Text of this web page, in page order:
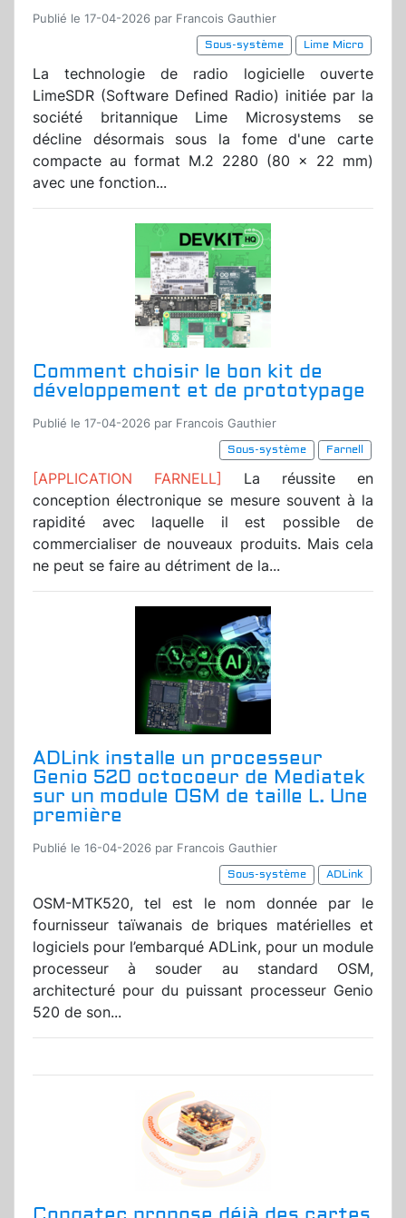
Publié le 17-04-2026 par Francois Gauthier
Sous-système
Lime Micro
La technologie de radio logicielle ouverte
LimeSDR (Software Defined Radio) initiée par la
société britannique Lime Microsystems se
décline désormais sous la fome d'une carte
compacte au format M.2 2280 (80 x 22 mm)
avec une fonction...
Comment choisir le bon kit de
développement et de prototypage
Publié le 17-04-2026 par Francois Gauthier
Sous-système
Farnell
[APPLICATION FARNELL] La réussite en
conception électronique se mesure souvent à la
rapidité avec laquelle il est possible de
commercialiser de nouveaux produits. Mais cela
ne peut se faire au détriment de la...
ADLink installe un processeur
Genio 520 octocoeur de Mediatek
sur un module OSM de taille L. Une
première
Publié le 16-04-2026 par Francois Gauthier
Sous-système
ADLink
OSM-MTK520, tel est le nom donnée par le
fournisseur taïwanais de briques matérielles et
logiciels pour l’embarqué ADLink, pour un module
processeur à souder au standard OSM,
architecturé pour du puissant processeur Genio
520 de son...